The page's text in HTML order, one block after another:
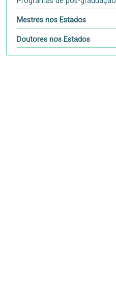
Mestres nos Estados
Doutores nos Estados